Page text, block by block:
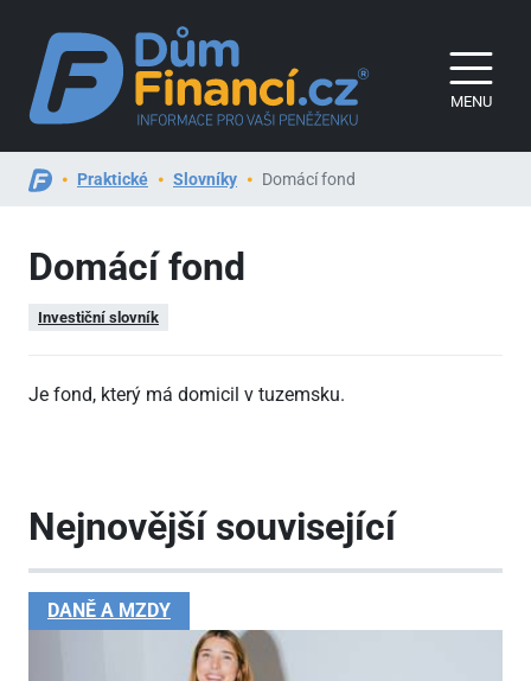
MENU
Praktické Slovníky Domácí fond
Domácí fond
Investiční slovník
Je fond, který má domicil v tuzemsku.
Nejnovější související
DANĚ A MZDY